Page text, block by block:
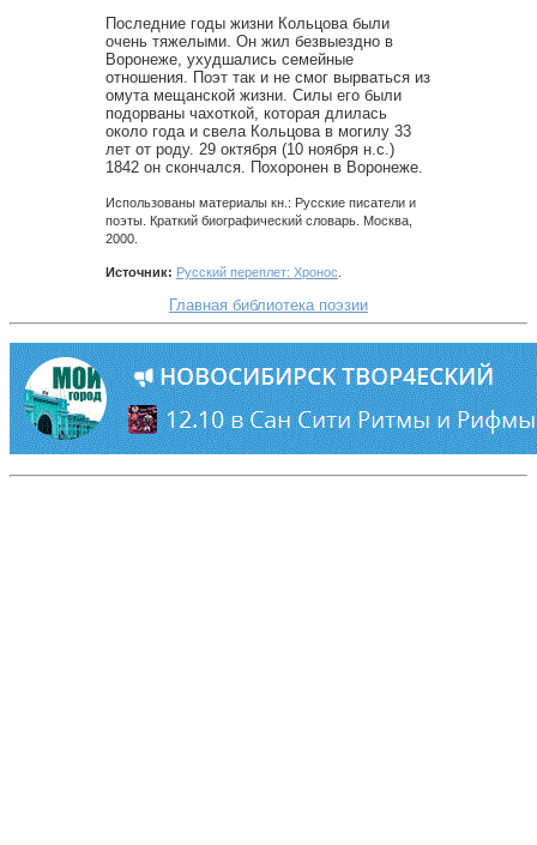
Последние годы жизни Кольцова были
очень тяжелыми. Он жил безвыездно в
Воронеже, ухудшались семейные
отношения. Поэт так и не смог вырваться из
омута мещанской жизни. Силы его были
подорваны чахоткой, которая длилась
около года и свела Кольцова в могилу 33
лет от роду. 29 октября (10 ноября н.с.)
1842 он скончался. Похоронен в Воронеже.
Использованы материалы кн.: Русские писатели и
поэты. Краткий биографический словарь. Москва,
2000.
Источник: Русский переплет: Хронос
Главная библиотека поэзии